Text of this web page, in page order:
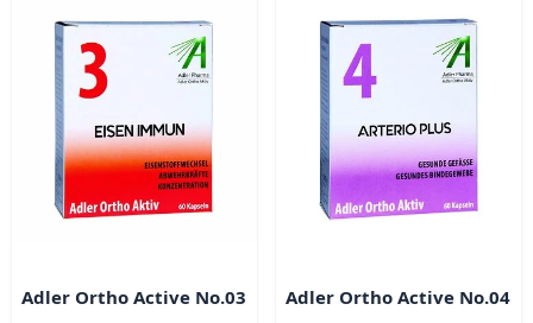
Adler Ortho Active No.03 Adler Ortho Active No.04